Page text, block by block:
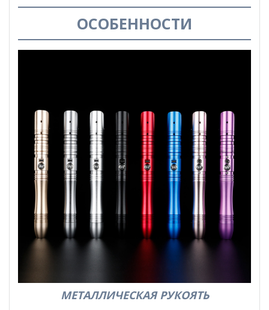
ОСОБЕННОСТИ
МЕТАЛЛИЧЕСКАЯ РУКОЯТЬ